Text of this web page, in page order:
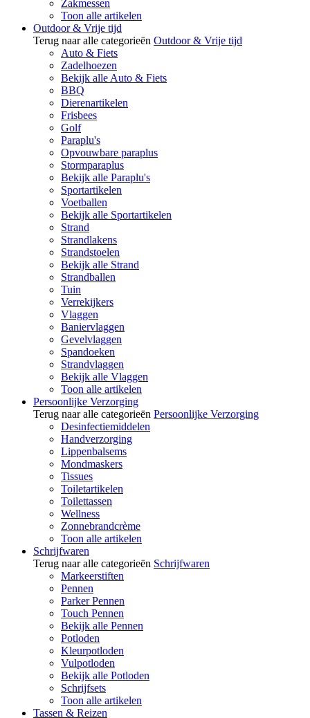
Zakmessen
Toon alle artikelen
Outdoor & Vrije tijd
Terug naar alle categorieën Outdoor & Vrije tijd
Auto & Fiets
Zadelhoezen
Bekijk alle Auto & Fiets
BBQ
Dierenartikelen
Frisbees
Golf
Paraplu's
Opvouwbare paraplus
Stormparaplus
Bekijk alle Paraplu's
Sportartikelen
Voetballen
Bekijk alle Sportartikelen
Strand
Strandlakens
Strandstoelen
Bekijk alle Strand
Strandballen
Tuin
Verrekijkers
Vlaggen
Baniervlaggen
Gevelvlaggen
Spandoeken
Strandvlaggen
Bekijk alle Vlaggen
Toon alle artikelen
Persoonlijke Verzorging
Terug naar alle categorieën Persoonlijke Verzorging
Desinfectiemiddelen
Handverzorging
Lippenbalsems
Mondmaskers
Tissues
Toiletartikelen
Toilettassen
Wellness
Zonnebrandcrème
Toon alle artikelen
Schrijfwaren
Terug naar alle categorieën Schrijfwaren
Markeerstiften
Pennen
Parker Pennen
Touch Pennen
Bekijk alle Pennen
Potloden
Kleurpotloden
Vulpotloden
Bekijk alle Potloden
Schrijfsets
Toon alle artikelen
Tassen & Reizen